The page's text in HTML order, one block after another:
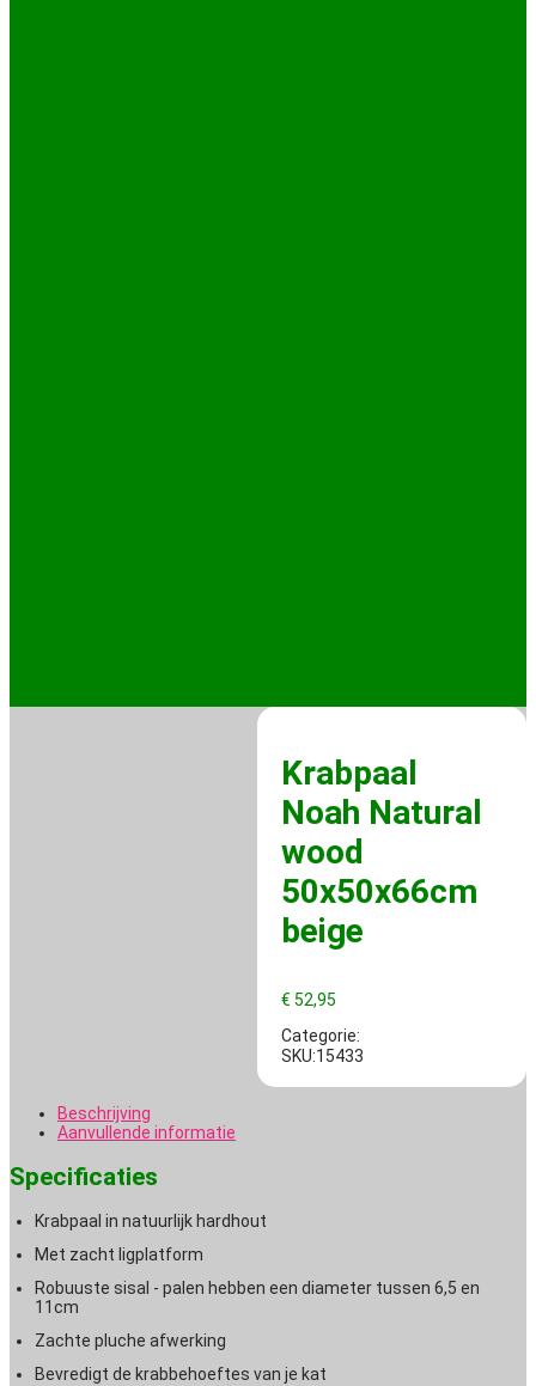
Krabpaal
Noah Natural
wood
50x50x66cm
beige
€ 52,95
Categorie:
SKU:15433
Beschrijving
Aanvullende informatie
Specificaties
Krabpaal in natuurlijk hardhout
Met zacht ligplatform
Robuuste sisal - palen hebben een diameter tussen 6,5 en
11cm
Zachte pluche afwerking
Bevredigt de krabbehoeftes van je kat